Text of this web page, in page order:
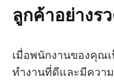
ลูกค้าอย่างรว
เมื่อพนักงานของคุณ
ทำงานที่ดีและมีควา